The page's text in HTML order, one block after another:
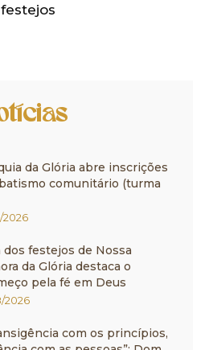
da Glória abre inscrições
comunitário (turma
2026
dos festejos de Nossa
da Glória destaca o
pela fé em Deus
2026
com os princípios,